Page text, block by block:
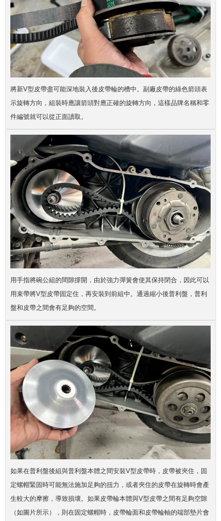
將新V型皮帶盡可能深地裝入後皮帶輪的槽中。副廠皮帶的綠色箭頭表
示旋轉方向，組裝時應讓箭頭對應正確的旋轉方向，這樣品牌名稱和零
件編號就可以從正面讀取。
用手指將碗公組的間隙撐開，由於強力彈簧會使其保持閉合，因此可以
用束帶將V型皮帶固定住，再安裝到前組中。通過縮小後普利盤，普利
盤和皮帶之間會有足夠的空間。
如果在普利盤後組與普利盤本體之間安裝V型皮帶時，皮帶被夾住，固
定螺帽緊固時可能無法施加足夠的扭力，或者夾住的皮帶在旋轉時會產
生較大的摩擦，導致損壞。如果皮帶輪本體與V型皮帶之間有足夠空隙
（如圖片所示），則在固定螺帽時，皮帶輪面和皮帶輪軸的端部墊片會